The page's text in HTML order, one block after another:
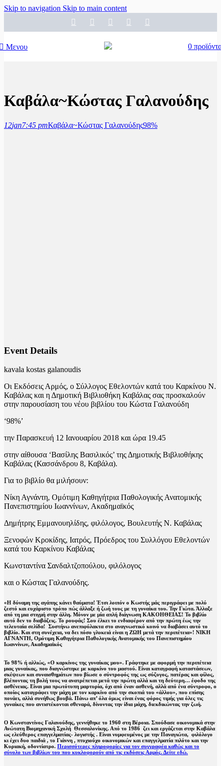
Skip to navigation Skip to main content
Μενου 0
Καβάλα~Κώστας Γαλανούδης
12jan7:45 pmΚαβάλα~Κώστας Γαλανούδης98%
Event Details
kavala kostas galanoudis
Οι Εκδόσεις Αρμός, ο Σύλλογος Εθελοντών κατά του Καρκίνου Ν.
Καβάλας και η Δημοτική Βιβλιοθήκη Καβάλας σας προσκαλούν
στην παρουσίαση του νέου βιβλίου του Κώστα Γαλανούδη
‘98%’
την Παρασκευή 12 Ιανουαρίου 2018 και ώρα 19.45
στην αίθουσα ‘Βασίλης Βασιλικός’ της Δημοτικής Βιβλιοθήκης
Καβάλας (Κασσάνδρου 8, Καβάλα).
Για το βιβλίο θα μιλήσουν:
Νίκη Αγνάντη, Ομότιμη Καθηγήτρια Παθολογικής Ανατομικής
Πανεπιστημίου Ιωαννίνων, Ακαδημαϊκός
Δημήτρης Εμμανουηλίδης, φιλόλογος, Βουλευτής Ν. Καβάλας
Ξενοφών Κροκίδης, Ιατρός, Πρόεδρος του Συλλόγου Εθελοντών
κατά του Καρκίνου Καβάλας
Κωνσταντίνα Σανδαλτζοπούλου, φιλόλογος
και ο Κώστας Γαλανούδης.
«Η δύναμη της αγάπης κάνει θαύματα! Έτσι λοιπόν ο Κωστής μάς περιγράφει με πολύ
ζεστό και ευχάριστο τρόπο πώς άλλαξε ή ζωή τους με τη γυναίκα του. Την Γιώτα. Άλλαξε
από τη μια στιγμή στην άλλη. Μόνον με μία απλή διάγνωση ΚΑΚΟΗΘΕΙΑΣ! Το βιβλίο
αυτό δεν το διαβάζεις. Το ρουφάς! Σου έλκει το ενδιαφέρον από την πρώτη έως την
τελευταία σελίδα! Συστήνω ανεπιφύλακτα στο αναγνωστικό κοινό να διαβάσει αυτό το
βιβλίο. Και στη συνέχεια, να δει πόσο γλυκειά είναι η ΖΩΗ μετά την περιπέτεια»! ΝΙΚΗ
ΑΓΝΑΝΤΗ, Ομότιμη Καθηγήτρια Παθολογικής Ανατομικής του Πανεπιστημίου
Ιωαννίνων, Ακαδημαϊκός
Το 98% ή αλλιώς, «Ο καρκίνος της γυναίκας μου». Γράφτηκε με αφορμή την περιπέτεια
μιας γυναίκας, που διαγνώστηκε με καρκίνο του μαστού. Είναι καταγραφή καταστάσεων,
σκέψεων και συναισθημάτων που βίωσε ο σύντροφός της ως σύζυγος, πατέρας και φίλος,
βλέποντας τη βολή τους να ανατρέπεται μετά την πρώτη αλλά και τη δεύτερη… έφοδο της
ασθένειας. Είναι μια πρωτότυπη μαρτυρία, όχι από έναν ασθενή, αλλά από ένα σύντροφο, ο
οποίος καταγράφει την μάχη με τον καρκίνο από την σκοπιά του «άλλου», που επίσης
πονάει, αλλά συνήθως βουβά. Πάνω απ’ όλα όμως είναι ένας φόρος τιμής για όλες τις
γυναίκες που αντιστέκονται σθεναρά, δίνοντας την ίδια μάχη, διεκδικώντας την ζωή.
Ο Κωνσταντίνος Γαλανούδης, γεννήθηκε το 1960 στη Βέροια. Σπούδασε οικονομικά στην
Ανώτατη Βιομηχανική Σχολή Θεσσαλονίκης. Από το 1986 ζει και εργάζεται στην Καβάλα
ως ελεύθερος επαγγελματίας- λογιστής . Είναι νυμφευμένος με την Παναγιώτα, φιλόλογο
κι έχει δυο παιδιά , το Γιάννη , πτυχιούχο οικονομικών και επαγγελματία πιλότο και την
Κυριακή, οδοντίατρο. Περισσότερες πληροφορίες για τον συγγραφέα καθώς και το
σύνολο των βιβλίων του που κυκλοφορούν από τις εκδόσεις Αρμός. Δείτε εδώ.